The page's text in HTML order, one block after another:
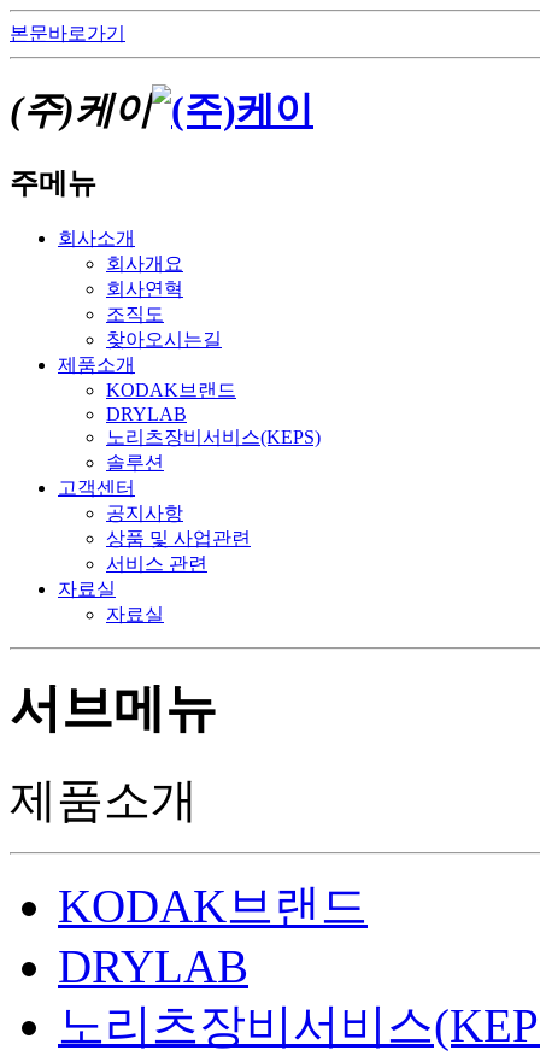
본문바로가기
(주)케이
주메뉴
회사소개
회사개요
회사연혁
조직도
찾아오시는길
제품소개
KODAK브랜드
DRYLAB
노리츠장비서비스(KEPS)
솔루션
고객센터
공지사항
상품 및 사업관련
서비스 관련
자료실
자료실
서브메뉴
제품소개
KODAK브랜드
DRYLAB
노리츠장비서비스